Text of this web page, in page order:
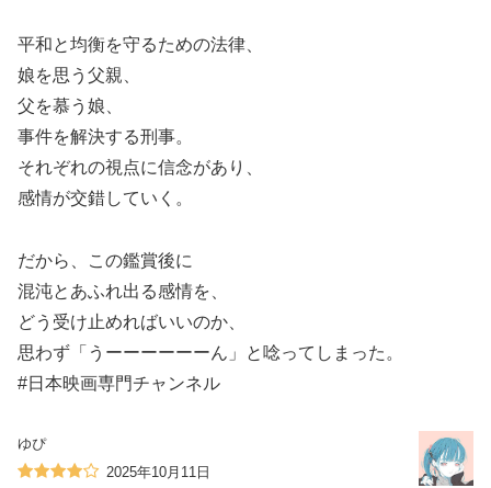
平和と均衡を守るための法律、
娘を思う父親、
父を慕う娘、
事件を解決する刑事。
それぞれの視点に信念があり、
感情が交錯していく。
だから、この鑑賞後に
混沌とあふれ出る感情を、
どう受け止めればいいのか、
思わず「うーーーーーーん」と唸ってしまった。
#日本映画専門チャンネル
ゆぴ
2025年10月11日